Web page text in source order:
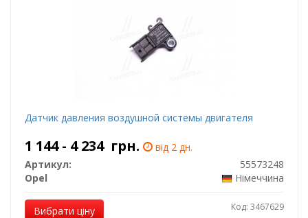
Датчик давления воздушной системы двигателя
1 144 - 4 234 грн.
від 2 дн.
Артикул:
55573248
Opel
Німеччина
Вибрати ціну Код: 3467629